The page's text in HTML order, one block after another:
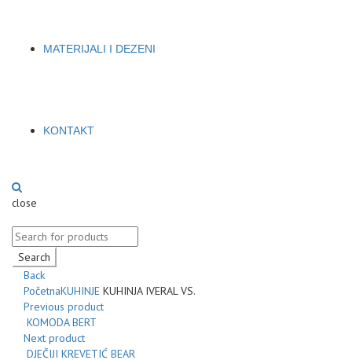
MATERIJALI I DEZENI
KONTAKT
close
Search
Back
PočetnaKUHINJE KUHINJA IVERAL VS.
Previous product
KOMODA BERT
Next product
DJEČIJI KREVETIĆ BEAR